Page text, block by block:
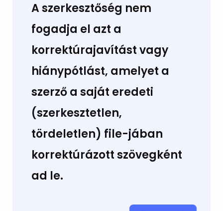
A szerkesztőség nem
fogadja el azt a
korrektúrajavítást vagy
hiánypótlást, amelyet a
szerző a saját eredeti
(szerkesztetlen,
tördeletlen) file-jában
korrektúrázott szövegként
ad le.